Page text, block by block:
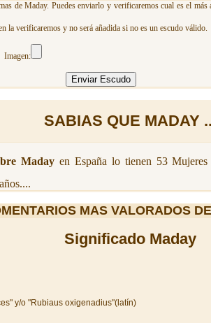
de Maday. Puedes enviarlo y verificaremos cual es el
la verificaremos y no será añadida si no es un escudo válido.
Imagen:
SABIAS QUE MADAY
Maday en España lo tienen 53 Mujeres
MAS VALORADOS
Significado Maday
y/o "Rubiaus oxigenadius"(latín)